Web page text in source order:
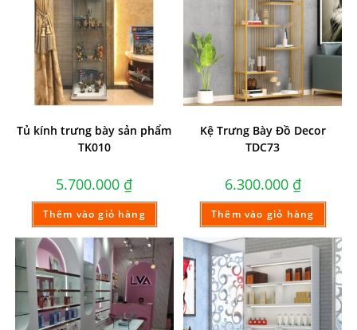
Tủ kính trưng bày sản phẩm
TK010
5.700.000 ₫
Thêm vào giỏ hàng
Kệ Trưng Bày Đồ Decor
TDC73
6.300.000 ₫
Thêm vào giỏ hàng